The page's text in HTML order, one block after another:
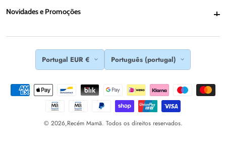
Novidades e PromoçõesNovidades e Promoções
Portugal EUR € Português (portugal)
© 2026,Recém Mamã. Todos os direitos reservados.